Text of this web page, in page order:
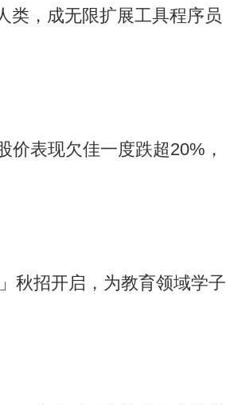
类，成无限扩展工具程序员
价表现欠佳一度跌超20%，
秋招开启，为教育领域学子